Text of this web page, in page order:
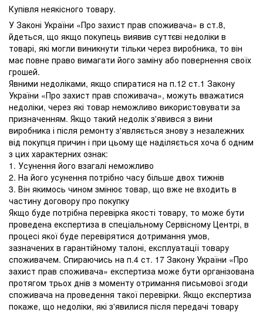
Купівля неякісного товару.
У Законі України «Про захист прав споживача» в ст.8,
йдеться, що якщо покупець виявив суттєві недоліки в
товарі, які могли виникнути тільки через виробника, то він
має повне право вимагати його заміну або повернення своїх
грошей.
Явними недоліками, якщо спиратися на п.12 ст.1 Закону
України «Про захист прав споживача», можуть вважатися
недоліки, через які товар неможливо використовувати за
призначенням. Якщо такий недолік з'явився з вини
виробника і після ремонту з'являється знову з незалежних
від покупця причин і при цьому ще наділяється хоча б одним
з цих характерних ознак:
1. Усунення його взагалі неможливо
2. На його усунення потрібно часу більше двох тижнів
3. Він якимось чином змінює товар, що вже не входить в
частину договору про покупку
Якщо буде потрібна перевірка якості товару, то може бути
проведена експертиза в спеціальному Сервісному Центрі, в
процесі якої буде перевірятися дотримання умов,
зазначених в гарантійному талоні, експлуатації товару
споживачем. Спираючись на п.4 ст. 17 Закону України «Про
захист прав споживача» експертиза може бути організована
протягом трьох днів з моменту отримання письмової згоди
споживача на проведення такої перевірки. Якщо експертиза
покаже, що недоліки, які з'явилися після передачі товару